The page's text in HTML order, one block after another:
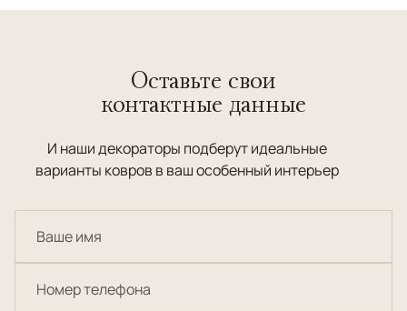
Оставьте свои
контактные данные
И наши декораторы подберут идеальные
варианты ковров в ваш особенный интерьер